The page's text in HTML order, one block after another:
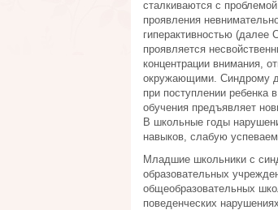
сталкиваются с
проявления
гиперактивностью
проявляется
концентрации внимания,
окружающими. Синдрому
при поступлении ребенка
обучения предъявляет
В школьные годы
навыков, слабую
Младшие школьники с
образовательных
общеобразовательных
поведенческих